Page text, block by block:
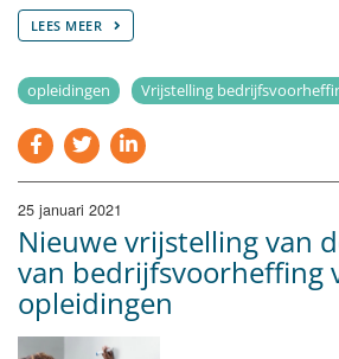
LEES MEER
opleidingen Vrijstelling
25 januari 2021
Nieuwe vrijstelling van
van bedrijfsvoorheffing
opleidingen